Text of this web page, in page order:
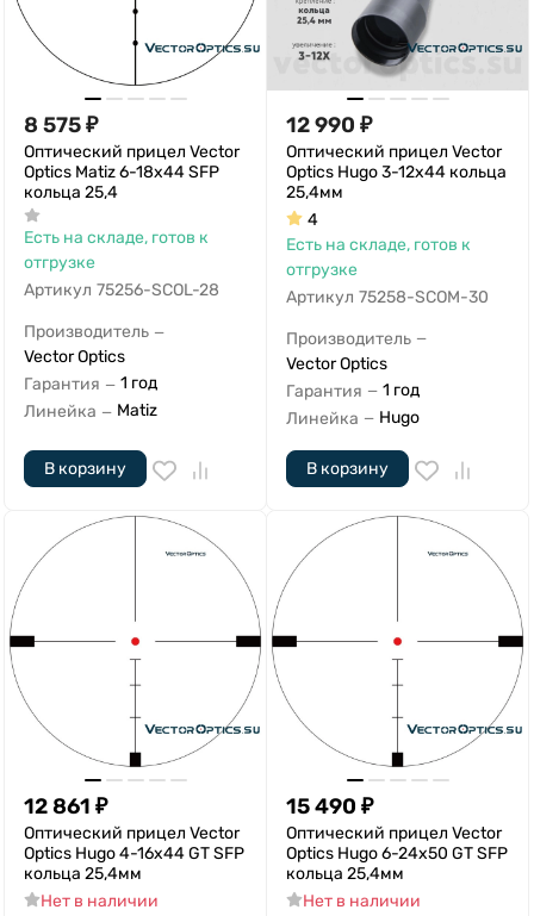
8 575₽
Оптический прицел Vector
Optics Matiz 6-18x44 SFP
кольца 25,4
Есть на складе, готов к
отгрузке
Артикул 75256-SCOL-28
Производитель —
Vector Optics
Гарантия — 1 год
Линейка — Matiz
В корзину
12 990 ₽
Оптический прицел Vector
Optics Hugo 3-12x44 кольца
25,4мм
4
Есть на складе, готов к
отгрузке
Артикул 75258-SCOM-30
Производитель —
Vector Optics
Гарантия — 1 год
Линейка — Hugo
В корзину
12 861 ₽
Оптический прицел Vector
Optics Hugo 4-16x44 GT SFP
кольца 25,4мм
Нет в наличии
15 490 ₽
Оптический прицел Vector
Optics Hugo 6-24x50 GT SFP
кольца 25,4мм
Нет в наличии